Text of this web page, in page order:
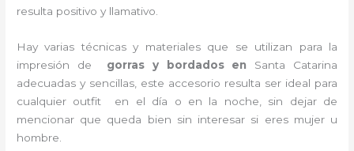
resulta positivo y llamativo.
Hay varias técnicas y materiales que se utilizan para la
impresión de gorras y bordadosen Santa Catarina
adecuadas y sencillas, este accesorio resulta ser ideal para
cualquier outfit en el día o en la noche, sin dejar de
mencionar que queda bien sin interesar si eres mujer u
hombre.